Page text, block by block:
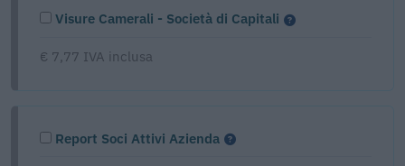
Visure Camerali - Società di Capitali
€ 7,77 IVA inclusa
Report Soci Attivi Azienda